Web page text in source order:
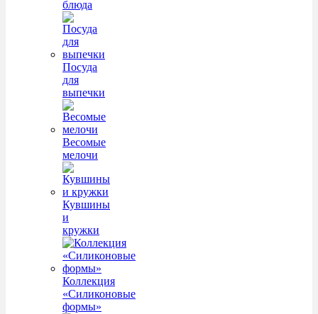
блюда
Посуда
для
выпечки
Весомые
мелочи
Кувшины
и
кружки
Коллекция
«Силиконовые
формы»